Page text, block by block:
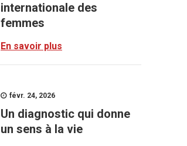
internationale des
femmes
En savoir plus
févr. 24, 2026
Un diagnostic qui donne
un sens à la vie